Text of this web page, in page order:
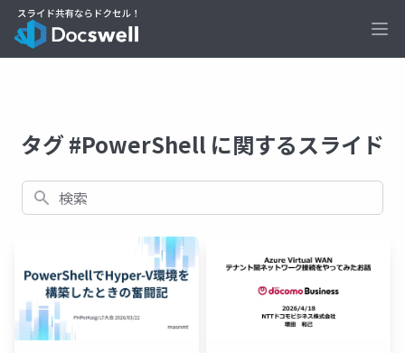
タグ #PowerShell に関するスライド
検索